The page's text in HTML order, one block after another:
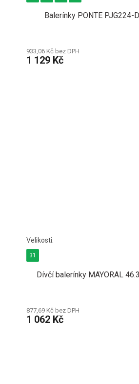
Balerínky PONTE PJG224-
933,06 Kč bez DPH
1 129 Kč
Dívčí balerínky MAYORAL
877,69 Kč bez DPH
1 062 Kč
31